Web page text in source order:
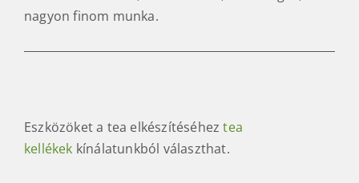
nagyon finom munka.
Eszközöket a tea elkészítéséhez tea
kellékek kínálatunkból választhat.